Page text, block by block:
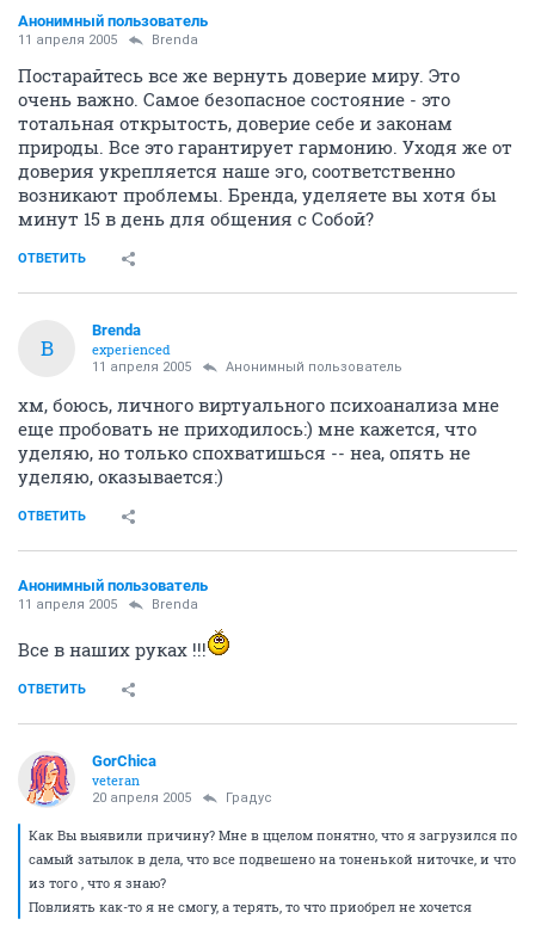
Анонимный пользователь
11 апреля 2005 Brenda
Постарайтесь все же вернуть доверие миру. Это
очень важно. Самое безопасное состояние - это
тотальная открытость, доверие себе и законам
природы. Все это гарантирует гармонию. Уходя же от
доверия укрепляется наше эго, соответственно
возникают проблемы. Бренда, уделяете вы хотя бы
минут 15 в день для общения с Собой?
ОТВЕТИТЬ
B
Brenda
experienced
11 апреля 2005 Анонимный пользователь
хм, боюсь, личного виртуального психоанализа мне
еще пробовать не приходилось:) мне кажется, что
уделяю, но только спохватишься -- неа, опять не
уделяю, оказывается:)
ОТВЕТИТЬ
Анонимный пользователь
11 апреля 2005 Brenda
Все в наших руках !!!
ОТВЕТИТЬ
GorChica
veteran
20 апреля 2005 Градус
Как Вы выявили причину? Мне в ццелом понятно, что я загрузился по
самый затылок в дела, что все подвешено на тоненькой ниточке, и что
из того , что я знаю?
Повлиять как-то я не смогу, а терять, то что приобрел не хочется